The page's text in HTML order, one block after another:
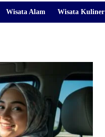
Wisata Alam Wisata Kuliner